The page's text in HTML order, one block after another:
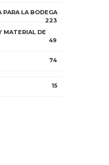
PARA LA BODEGA
223
MATERIAL DE
49
74
15